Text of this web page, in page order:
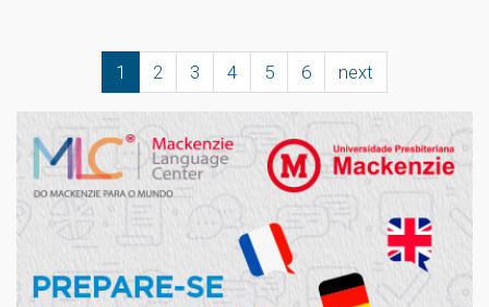
1 2 3 4 5 6 next